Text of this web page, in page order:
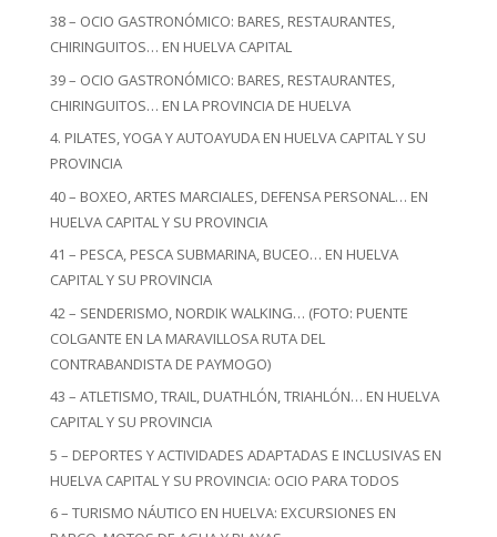
38 – OCIO GASTRONÓMICO: BARES, RESTAURANTES,
CHIRINGUITOS… EN HUELVA CAPITAL
39 – OCIO GASTRONÓMICO: BARES, RESTAURANTES,
CHIRINGUITOS… EN LA PROVINCIA DE HUELVA
4. PILATES, YOGA Y AUTOAYUDA EN HUELVA CAPITAL Y SU
PROVINCIA
40 – BOXEO, ARTES MARCIALES, DEFENSA PERSONAL… EN
HUELVA CAPITAL Y SU PROVINCIA
41 – PESCA, PESCA SUBMARINA, BUCEO… EN HUELVA
CAPITAL Y SU PROVINCIA
42 – SENDERISMO, NORDIK WALKING… (FOTO: PUENTE
COLGANTE EN LA MARAVILLOSA RUTA DEL
CONTRABANDISTA DE PAYMOGO)
43 – ATLETISMO, TRAIL, DUATHLÓN, TRIAHLÓN… EN HUELVA
CAPITAL Y SU PROVINCIA
5 – DEPORTES Y ACTIVIDADES ADAPTADAS E INCLUSIVAS EN
HUELVA CAPITAL Y SU PROVINCIA: OCIO PARA TODOS
6 – TURISMO NÁUTICO EN HUELVA: EXCURSIONES EN